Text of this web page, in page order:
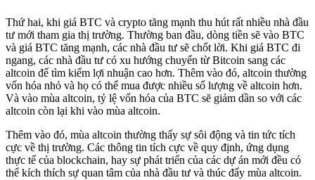
Thứ hai, khi giá BTC và crypto tăng mạnh thu hút rất nhiều nhà đầu
tư mới tham gia thị trường. Thường ban đầu, dòng tiền sẽ vào BTC
và giá BTC tăng mạnh, các nhà đầu tư sẽ chốt lời. Khi giá BTC đi
ngang, các nhà đầu tư có xu hướng chuyển từ Bitcoin sang các
altcoin để tìm kiếm lợi nhuận cao hơn. Thêm vào đó, altcoin thường
vốn hóa nhỏ và họ có thể mua được nhiều số lượng về altcoin hơn.
Và vào mùa altcoin, tỷ lệ vốn hóa của BTC sẽ giảm dần so với các
altcoin còn lại khi vào mùa altcoin.
Thêm vào đó, mùa altcoin thường thấy sự sôi động và tin tức tích
cực về thị trường. Các thông tin tích cực về quy định, ứng dụng
thực tế của blockchain, hay sự phát triển của các dự án mới đều có
thể kích thích sự quan tâm của nhà đầu tư và thúc đẩy mùa altcoin.